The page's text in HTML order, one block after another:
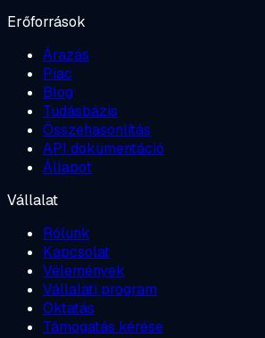
Erőforrások
Árazás
Piac
Blog
Tudásbázis
Összehasonlítás
API dokumentáció
Állapot
Vállalat
Rólunk
Kapcsolat
Vélemények
Vállalati program
Oktatás
Támogatás kérése